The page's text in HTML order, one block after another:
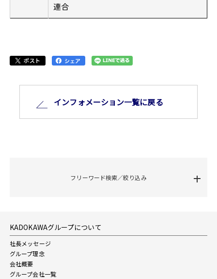
連合
インフォメーション⼀覧に戻る
フリーワード検索／絞り込み
KADOKAWAグループについて
社長メッセージ
グループ理念
会社概要
グループ会社一覧